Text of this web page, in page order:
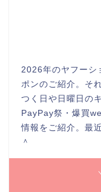
2026年のヤフーシ
ポンのご紹介。そ
つく日や日曜日の
PayPay祭・爆買
情報をご紹介。最
＾